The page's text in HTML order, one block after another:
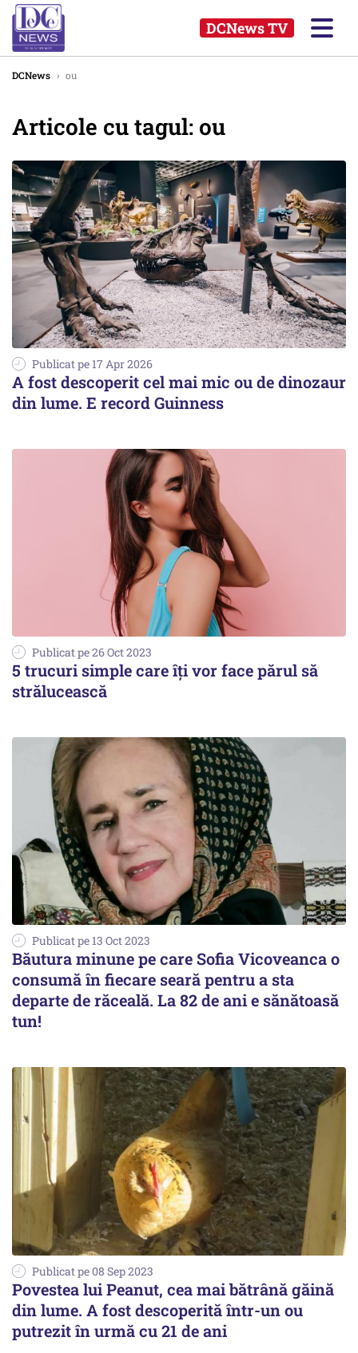
DCNews TV
DCNews › ou
Articole cu tagul: ou
Publicat pe 17 Apr 2026
A fost descoperit cel mai mic ou de dinozaur
din lume. E record Guinness
Publicat pe 26 Oct 2023
5 trucuri simple care îți vor face părul să
strălucească
Publicat pe 13 Oct 2023
Băutura minune pe care Sofia Vicoveanca o
consumă în fiecare seară pentru a sta
departe de răceală. La 82 de ani e sănătoasă
tun!
Publicat pe 08 Sep 2023
Povestea lui Peanut, cea mai bătrână găină
din lume. A fost descoperită într-un ou
putrezit în urmă cu 21 de ani